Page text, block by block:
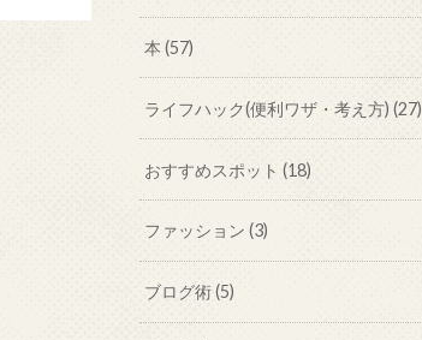
本(57)
ライフハック(便利ワザ・考え方)(27)
おすすめスポット(18)
ファッション(3)
ブログ術(5)